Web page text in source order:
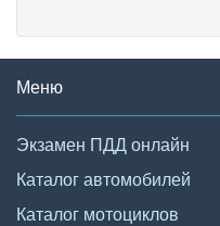
Меню
Экзамен ПДД онлайн
Каталог автомобилей
Каталог мотоциклов